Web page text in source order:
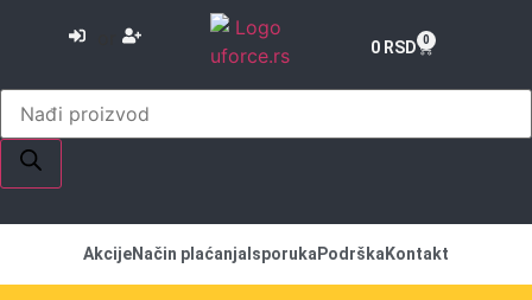
0 RSD 0
AkcijeNačin plaćanja Isporuka Podrška Kontakt